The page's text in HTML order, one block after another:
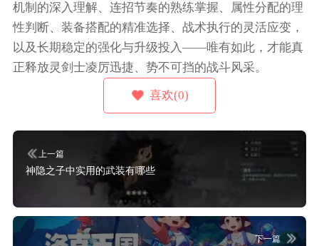
机制的深入理解、连招节奏的熟练掌握、属性分配的理
性判断、装备搭配的精准选择、战术执行的灵活应变，
以及长期稳定的强化与升级投入——唯有如此，才能真
正释放灵剑士凌厉迅捷、势不可挡的战斗风采。
喜欢(0)
上一篇
神隐之子中实用的武装有哪些
下一篇